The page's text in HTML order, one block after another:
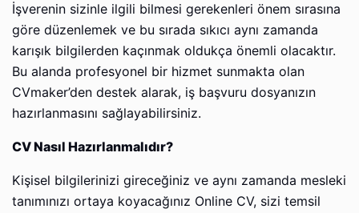
İşverenin sizinle ilgili bilmesi gerekenleri önem sırasına
göre düzenlemek ve bu sırada sıkıcı aynı zamanda
karışık bilgilerden kaçınmak oldukça önemli olacaktır.
Bu alanda profesyonel bir hizmet sunmakta olan
CVmaker’den destek alarak, iş başvuru dosyanızın
hazırlanmasını sağlayabilirsiniz.
CV Nasıl Hazırlanmalıdır?
Kişisel bilgilerinizi gireceğiniz ve aynı zamanda mesleki
tanımınızı ortaya koyacağınız Online CV, sizi temsil